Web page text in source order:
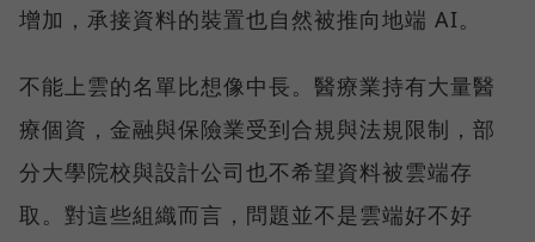
增加，承接資料的裝置也自然被推向地端 AI。
不能上雲的名單比想像中長。醫療業持有大量醫
療個資，金融與保險業受到合規與法規限制，部
分大學院校與設計公司也不希望資料被雲端存
取。對這些組織而言，問題並不是雲端好不好